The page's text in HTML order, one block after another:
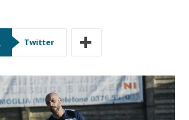
Twitter